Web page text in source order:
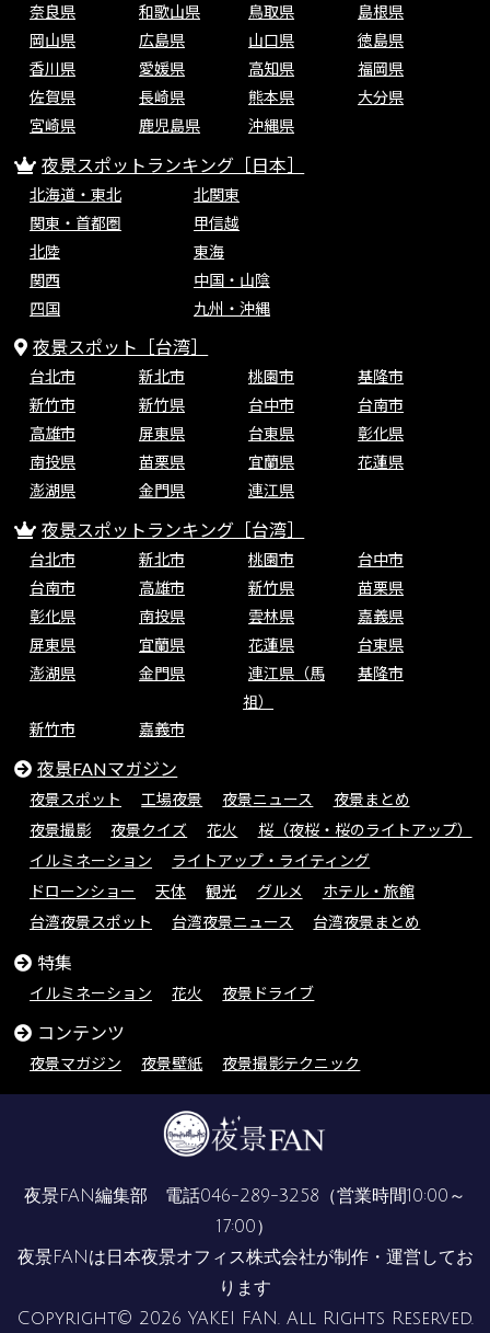
奈良県
和歌山県 鳥取県
島根県
岡山県
広島県 山口県
徳島県
香川県
愛媛県 高知県
福岡県
佐賀県
長崎県 熊本県
大分県
宮崎県
鹿児島県 沖縄県
夜景スポットランキング［日本］
北海道・東北
北関東
関東・首都圏
甲信越
北陸
東海
関西
中国・山陰
四国
九州・沖縄
夜景スポット［台湾］
台北市 新北市 桃園市
基隆市
新竹市
新竹県 台中市
台南市
高雄市
屏東県 台東県
彰化県
南投県
苗栗県 宜蘭県
花蓮県
澎湖県
金門県 連江県
夜景スポットランキング［台湾］
台北市 新北市 桃園市
台中市
台南市
高雄市 新竹県
苗栗県
彰化県
南投県 雲林県
嘉義県
屏東県
宜蘭県 花蓮県
台東県
澎湖県
金門県
連江県（馬
祖）
基隆市
新竹市 嘉義市
夜景FANマガジン
夜景スポット 工場夜景 夜景ニュース
夜景まとめ
夜景撮影
夜景クイズ 花火
桜（夜桜・桜のライトアップ）
イルミネーション
ライトアップ・ライティング
ドローンショー
天体 観光 グルメ
ホテル・旅館
台湾夜景スポット
台湾夜景ニュース 台湾夜景まとめ
特集
イルミネーション 花火 夜景ドライブ
コンテンツ
夜景マガジン 夜景壁紙 夜景撮影テクニック
夜景FAN編集部 電話046-289-3258 （営業時間10:00～
17:00）
夜景FANは 日本夜景オフィス株式会社が制作・運営してお
ります
Copyright© 2026 YAKEI FAN. All Rights Reserved.